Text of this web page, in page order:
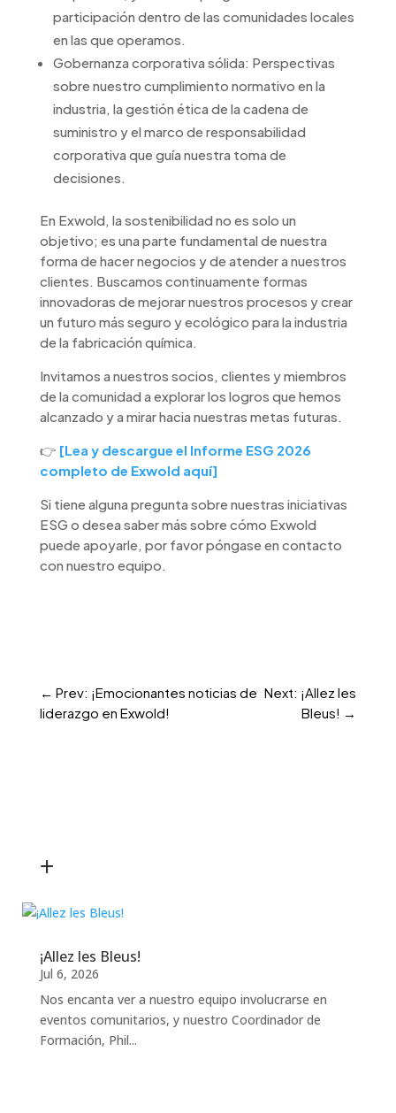
participación dentro de las comunidades locales
en las que operamos.
Gobernanza corporativa sólida: Perspectivas
sobre nuestro cumplimiento normativo en la
industria, la gestión ética de la cadena de
suministro y el marco de responsabilidad
corporativa que guía nuestra toma de
decisiones.
En Exwold, la sostenibilidad no es solo un
objetivo; es una parte fundamental de nuestra
forma de hacer negocios y de atender a nuestros
clientes. Buscamos continuamente formas
innovadoras de mejorar nuestros procesos y crear
un futuro más seguro y ecológico para la industria
de la fabricación química.
Invitamos a nuestros socios, clientes y miembros
de la comunidad a explorar los logros que hemos
alcanzado y a mirar hacia nuestras metas futuras.
👉 [Lea y descargue el Informe ESG 2026
completo de Exwold aquí]
Si tiene alguna pregunta sobre nuestras iniciativas
ESG o desea saber más sobre cómo Exwold
puede apoyarle, por favor póngase en contacto
con nuestro equipo.
← Prev: ¡Emocionantes noticias de
liderazgo en Exwold!
Next: ¡Allez les
Bleus! →
+
¡Allez les Bleus!
Jul 6, 2026
Nos encanta ver a nuestro equipo involucrarse en
eventos comunitarios, y nuestro Coordinador de
Formación, Phil...